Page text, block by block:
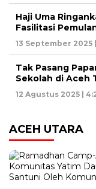
Haji Uma
Fasilitasi
13 September 2025
Tak Pasang
Sekolah di Aceh
12 Agustus 2025 |
ACEH UTARA